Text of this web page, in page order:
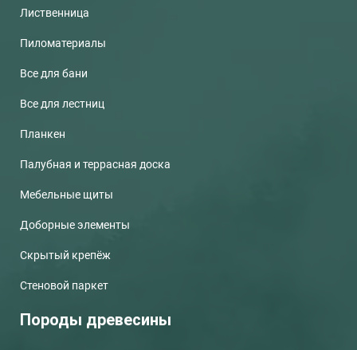
Лиственница
Пиломатериалы
Все для бани
Все для лестниц
Планкен
Палубная и террасная доска
Мебельные щиты
Доборные элементы
Скрытый крепёж
Стеновой паркет
Породы древесины